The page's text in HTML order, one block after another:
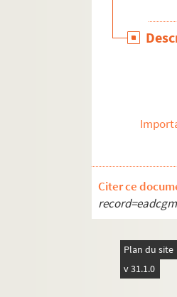
Citer ce
Plan du site
v 31.1.0